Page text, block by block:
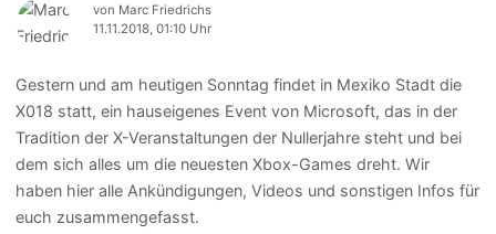
von Marc Friedrichs
11.11.2018, 01:10 Uhr
Gestern und am heutigen Sonntag findet in Mexiko Stadt die
X018 statt, ein hauseigenes Event von Microsoft, das in der
Tradition der X-Veranstaltungen der Nullerjahre steht und bei
dem sich alles um die neuesten Xbox-Games dreht. Wir
haben hier alle Ankündigungen, Videos und sonstigen Infos für
euch zusammengefasst.